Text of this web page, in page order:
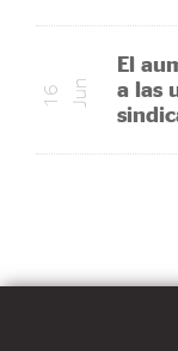
El
a las
1
6
J
u n